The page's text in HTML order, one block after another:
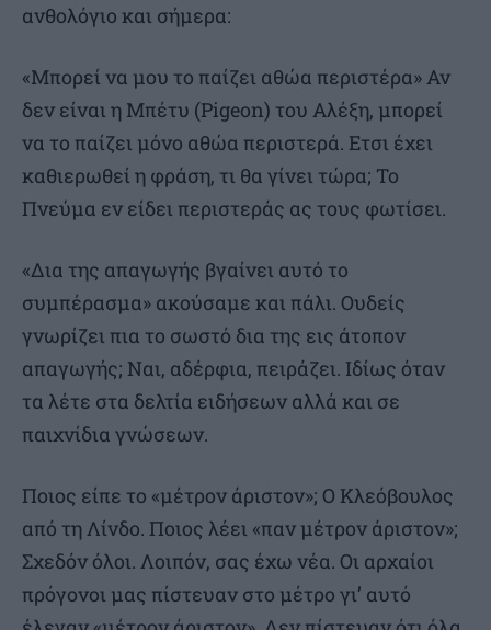
ανθολόγιο και σήμερα:
«Μπορεί να μου το παίζει αθώα περιστέρα» Αν
δεν είναι η Μπέτυ (Pigeon) του Αλέξη, μπορεί
να το παίζει μόνο αθώα περιστερά. Ετσι έχει
καθιερωθεί η φράση, τι θα γίνει τώρα; Το
Πνεύμα εν είδει περιστεράς ας τους φωτίσει.
«Δια της απαγωγής βγαίνει αυτό το
συμπέρασμα» ακούσαμε και πάλι. Ουδείς
γνωρίζει πια το σωστό δια της εις άτοπον
απαγωγής; Ναι, αδέρφια, πειράζει. Ιδίως όταν
τα λέτε στα δελτία ειδήσεων αλλά και σε
παιχνίδια γνώσεων.
Ποιος είπε το «μέτρον άριστον»; Ο Κλεόβουλος
από τη Λίνδο. Ποιος λέει «παν μέτρον άριστον»;
Σχεδόν όλοι. Λοιπόν, σας έχω νέα. Οι αρχαίοι
πρόγονοι μας πίστευαν στο μέτρο γι’ αυτό